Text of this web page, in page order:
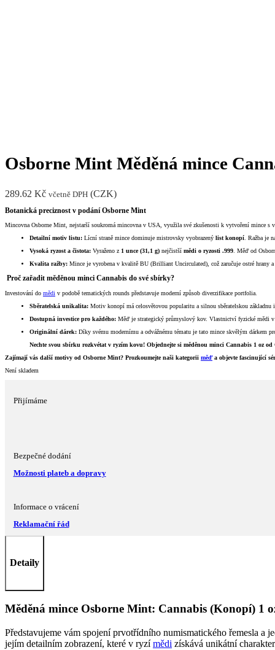
Osborne Mint Měděná mince
289.62 Kč včetně DPH (CZK)
Botanická preciznost v podání Osborne Mint
Mincovna Osborne Mint, nejstarší soukromá mincovna v USA, využila své zkušenosti k vytvoření mince
Detailní motiv listu: Lícní straně mince dominuje mistrovsky vyobrazený list konopí. Ražba je
Vysoká ryzost a čistota: Vyraženo z 1 unce (31,1 g) nejčistší mědi o ryzosti .999. Měď od
Kvalita ražby: Mince je vyrobena v kvalitě BU (Brilliant Uncirculated), což zaručuje ostré hrany a
Proč zařadit měděnou minci Cannabis do své sbírky?
Investování do mědi v podobě tematických rounds představuje moderní způsob diverzifikace portfolia.
Sběratelská unikalita: Motiv konopí má celosvětovou popularitu a silnou sběratelskou
Dostupná investice pro každého: Měď je strategický průmyslový kov. Vlastnictví fyzické mědi
Originální dárek: Díky svému modernímu a odvážnému tématu je tato mince skvělým dárkem
Nechte svou sbírku rozkvétat v ryzím kovu! Objednejte si měděnou minci Cannabis 1 oz
Zajímají vás další motivy od Osborne Mint? Prozkoumejte naši kategorii měďa objevte fascinující
Není skladem
Přijímáme
Bezpečné dodání
Možnosti plateb a dopravy
Informace o vrácení
Reklamační řád
Detaily
Měděná mince Osborne Mint: Cannabis (Konopí) 1
Představujeme vám spojení prvotřídního numismatického řemesla
jejím detailním zobrazení, které v ryzímědi získává unikátní